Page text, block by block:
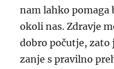
nam lahko pomaga
okoli nas. Zdravje
dobro počutje, zato
zanje s pravilno